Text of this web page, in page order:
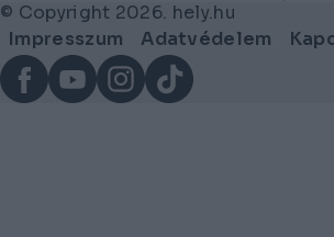
© Copyright 2026. hely.hu
Lábléc
menü
Impresszum Adatvédelem
FacebookYouTubeInstagram